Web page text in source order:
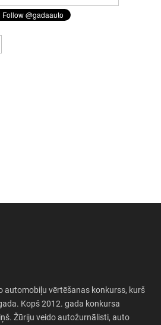
automobiļu vērtēšanas konkurss, kurš
Kopš 2012. gada konkursa
Žūriju veido autožurnālisti, auto